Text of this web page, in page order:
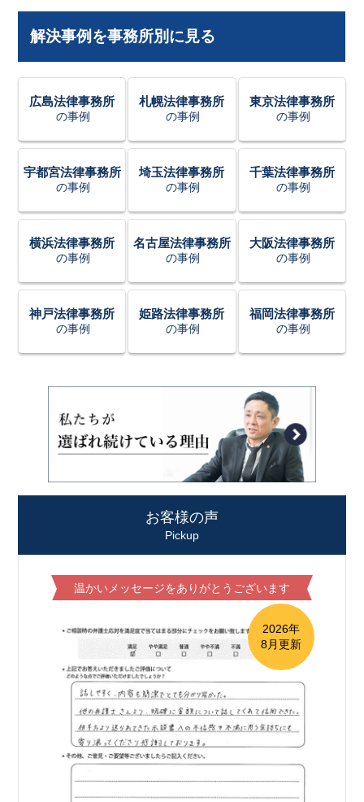
解決事例を事務所別に見る
広島法律事務所
の事例
札幌法律事務所
の事例
東京法律事務所
の事例
宇都宮法律事務所
の事例
埼玉法律事務所
の事例
千葉法律事務所
の事例
横浜法律事務所
の事例
名古屋法律事務所
の事例
大阪法律事務所
の事例
神戸法律事務所
の事例
姫路法律事務所
の事例
福岡法律事務所
の事例
お客様の声
Pickup
温かいメッセージをありがとうございます
2026年
8月更新